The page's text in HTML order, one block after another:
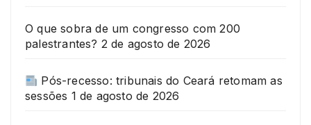
O que sobra de um congresso com 200
palestrantes? 2 de agosto de 2026
Pós-recesso: tribunais do Ceará retomam as
sessões 1 de agosto de 2026